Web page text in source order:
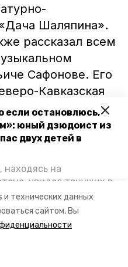
технических данных
сайтом, Вы
если остановлюсь,
юный дзюдоист из
двух детей в
на
увидел тонущих в
на помощь. По
мальчика
образования края и
пообщался
Шаляпина».
рассказал всем
Сафонове. Его
Кавказская
написал 22
Михаилу
Василию
и бывшему
Николая
Секлюцкому и
и знаменитых